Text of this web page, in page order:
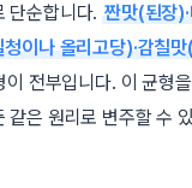
단순합니다. 짠맛(된장
이나 올리고당)·감칠맛
이 전부입니다. 이 균형
같은 원리로 변주할 수